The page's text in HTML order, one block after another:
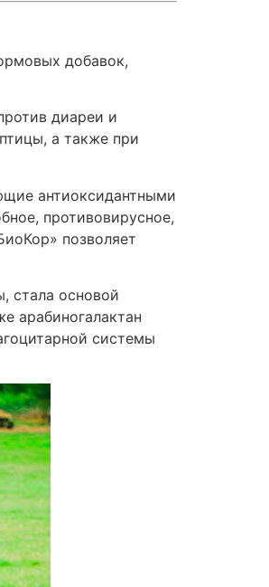
добавок,
диареи и
а также при
антиоксидантными
противовирусное,
позволяет
стала основой
арабиногалактан
системы